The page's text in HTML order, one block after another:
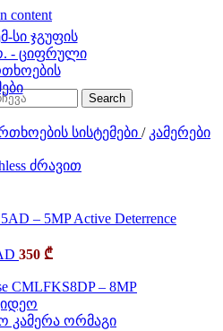
content
Search
სისტემები / კამერები
350 ₾